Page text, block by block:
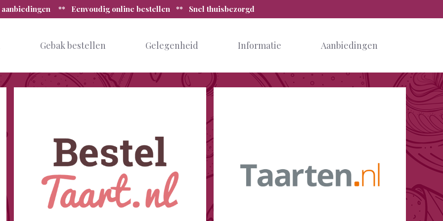
aanbiedingen ** Eenvoudig online bestellen ** Snel thuisbezorgd
Gebak bestellen Gelegenheid Informatie Aanbiedingen